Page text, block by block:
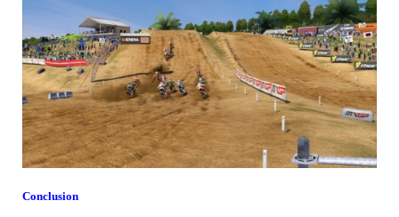
Conclusion